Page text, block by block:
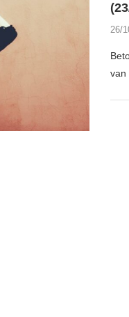
26/
van